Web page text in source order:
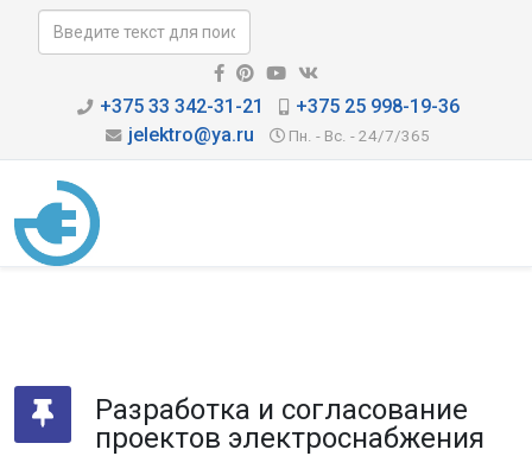
+375 33 342-31-21
+375 25 998-19-36
jelektro@ya.ru
Пн. - Вс. - 24/7/365
Разработка и согласование
проектов электроснабжения